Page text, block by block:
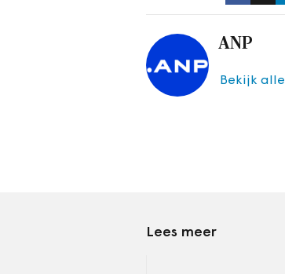
ANP
Bekijk
Lees meer